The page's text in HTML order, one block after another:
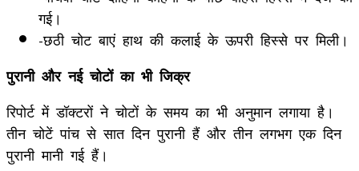
गई।
-छठी चोट बाएं हाथ की कलाई के ऊपरी हिस्से पर मिली।
पुरानी और नई चोटों का भी जिक्र
रिपोर्ट में डॉक्टरों ने चोटों के समय का भी अनुमान लगाया है।
तीन चोटें पांच से सात दिन पुरानी हैं और तीन लगभग एक दिन
पुरानी मानी गई हैं।